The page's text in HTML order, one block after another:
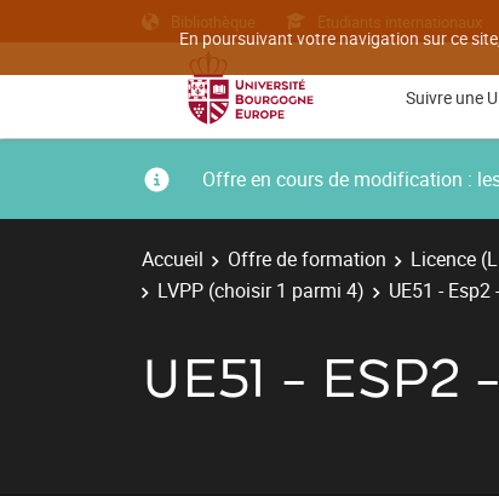
En poursuivant votre navigation sur ce
Bibliothèque Etudiants internationaux
Suivre une
Offre en cours de modification :
Accueil Offre de formation Licence
LVPP (choisir 1 parmi 4)
UE51 - Esp2
UE51 - ESP2